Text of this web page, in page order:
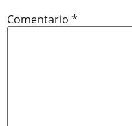
Comentario *